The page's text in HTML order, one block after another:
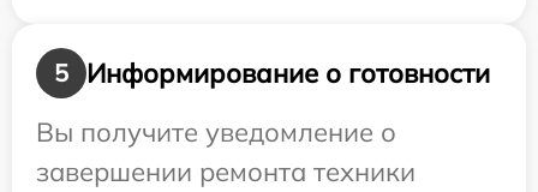
5
Информирование о готовности
Вы получите уведомление о
завершении ремонта техники